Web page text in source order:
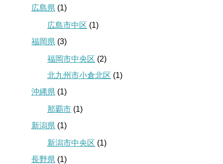
広島県 (1)
広島市中区 (1)
福岡県 (3)
福岡市中央区 (2)
北九州市小倉北区 (1)
沖縄県 (1)
那覇市 (1)
新潟県 (1)
新潟市中央区 (1)
長野県 (1)